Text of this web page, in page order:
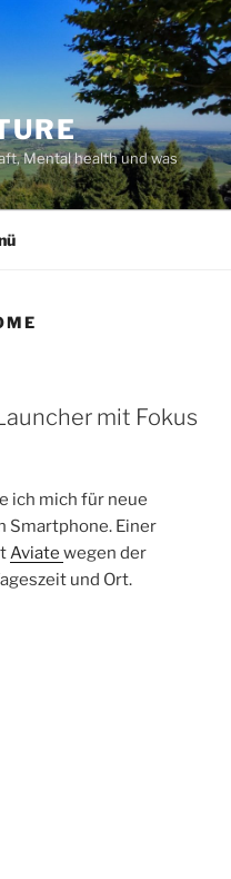
Mental health und was
mit Fokus
ich mich für neue
Smartphone. Einer
Aviate wegen der
und Ort.